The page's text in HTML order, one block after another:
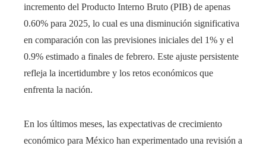
incremento del Producto Interno Bruto (PIB) de apenas
0.60% para 2025, lo cual es una disminución significativa
en comparación con las previsiones iniciales del 1% y el
0.9% estimado a finales de febrero. Este ajuste persistente
refleja la incertidumbre y los retos económicos que
enfrenta la nación.
En los últimos meses, las expectativas de crecimiento
económico para México han experimentado una revisión a